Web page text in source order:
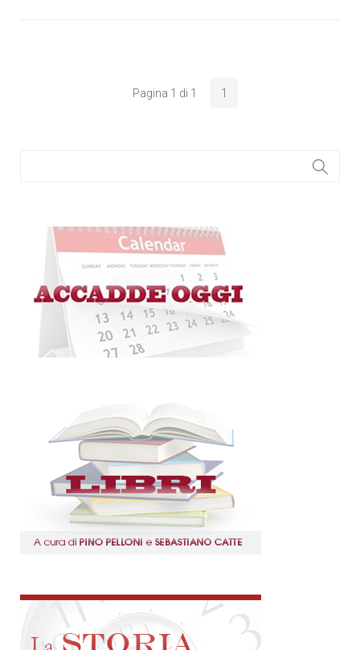
Pagina 1 di 1 1